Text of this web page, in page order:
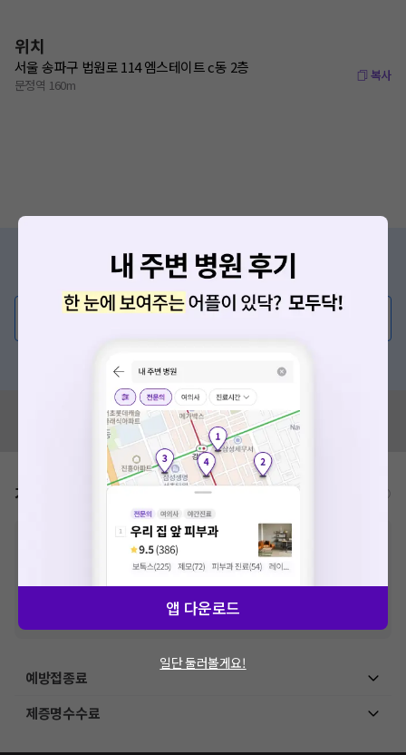
위치
서울 송파구 법원로 114 엠스테이트 c동 2층
문정역 160m
복사
증상/치료, 궁금한 점이 있나요?
의사가 직접 답해드려요!
💬 무엇이든 물어보세요
혹시 잘못된 병원정보가 있나요?
모두닥 팀에 알려주세요!
가격표 비급여/급여 진료란?
비급여 항목의 경우,추가비용 등으로 실제 가격과 상이할 수 있으니, 정확
한 가격은 해당 의료기관에 직접 문의해주세요.
건강보험심사평가원에 고지되어 있는 급여 진료 기준 가
격입니다. (진료와 연관된 복합적인 비용이 추가되어, 병원마다 금액이 다르게
산정될 수 있는 점 참고 바랍니다.)
VAT 포함
예방접종료
제증명수수료
앱 다운로드
일단 둘러볼게요!